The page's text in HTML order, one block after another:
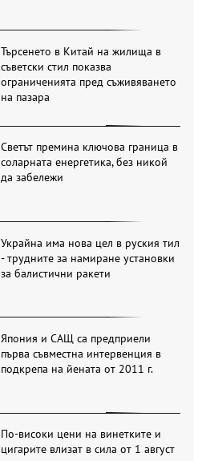
Търсенето в Китай на жилища в
съветски стил показва
ограниченията пред съживяването
на пазара
Светът премина ключова граница в
соларната енергетика, без никой
да забележи
Украйна има нова цел в руския тил
- трудните за намиране установки
за балистични ракети
Япония и САЩ са предприели
първа съвместна интервенция в
подкрепа на йената от 2011 г.
По-високи цени на винетките и
цигарите влизат в сила от 1 август